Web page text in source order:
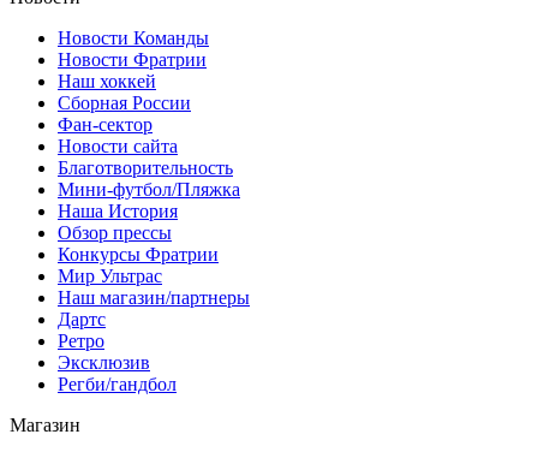
Новости Команды
Новости Фратрии
Наш хоккей
Сборная России
Фан-cектор
Новости сайта
Благотворительность
Мини-футбол/Пляжка
Наша История
Обзор прессы
Конкурсы Фратрии
Мир Ультрас
Наш магазин/партнеры
Дартс
Ретро
Эксклюзив
Регби/гандбол
Магазин